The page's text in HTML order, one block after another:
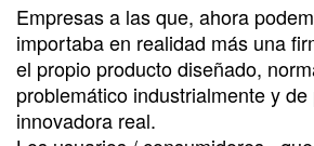
Empresas a las que, ahora
importaba en realidad más una
el propio producto diseñado,
problemático industrialmente y
innovadora real.